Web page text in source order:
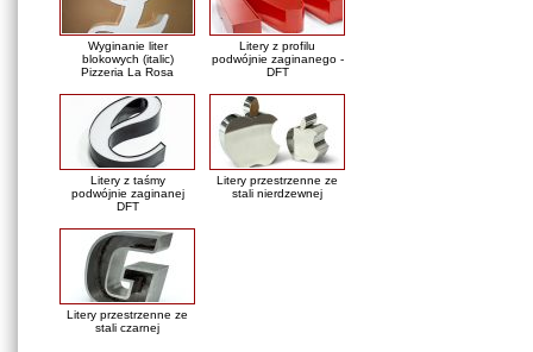
Wyginanie liter
blokowych (italic)
Pizzeria La Rosa
Litery z profilu
podwójnie zaginanego -
DFT
Litery z taśmy
podwójnie zaginanej
DFT
Litery przestrzenne ze
stali nierdzewnej
Litery przestrzenne ze
stali czarnej